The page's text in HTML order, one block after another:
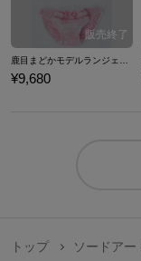
鹿目まどかモデルランジェリーセット ブラジャー ショーツ 下着 魔法少女まどか☆マギカ
¥9,680
トップ ソードアー